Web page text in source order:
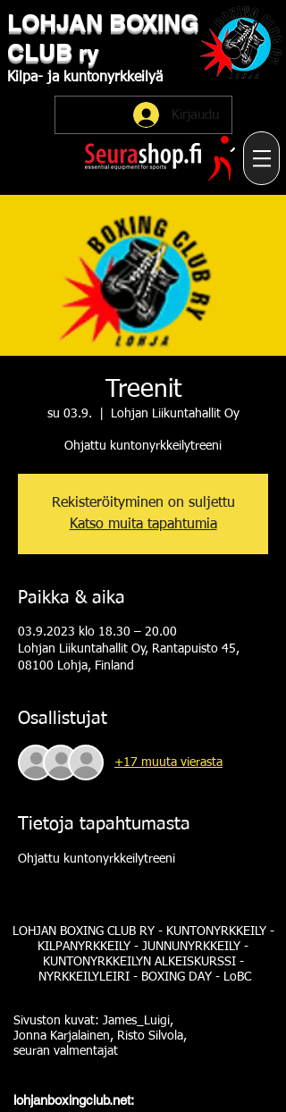
LOHJAN ​BOXING
CLUB ry
Kilpa- ja kuntonyrkkeilyä
Kirjaudu
Treenit
su 03.9. Lohjan Liikuntahallit Oy
Ohjattu kuntonyrkkeilytreeni
Rekisteröityminen on suljettu
Katso muita tapahtumia
Paikka & aika
03.9.2023 klo 18.30 – 20.00
Lohjan Liikuntahallit Oy, Rantapuisto 45,
08100 Lohja, Finland
Osallistujat
+17 muuta vierasta
Tietoja tapahtumasta
Ohjattu kuntonyrkkeilytreeni
LOHJAN BOXING CLUB RY - KUNTONYRKKEILY -
KILPANYRKKEILY - JUNNUNYRKKEILY -
KUNTONYRKKEILYN ALKEISKURSSI -
NYRKKEILYLEIRI - BOXING DAY - LoBC
Sivuston kuvat: James_Luigi,
Jonna Karjalainen, Risto Silvola,
seuran valmentajat
lohjanboxingclub.net: